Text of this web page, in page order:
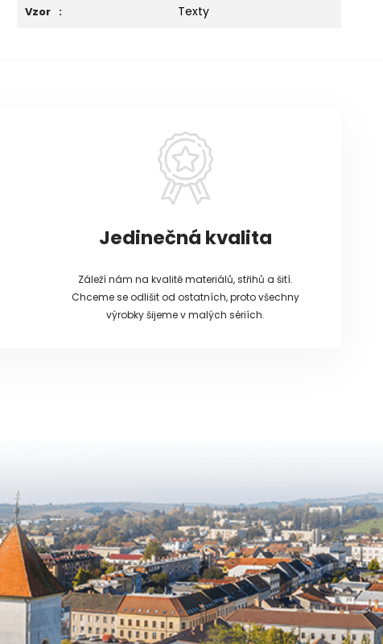
Vzor : Texty
Jedinečná kvalita
Záleží nám na kvalitě materiálů, střihů a šití.
Chceme se odlišit od ostatních, proto všechny
výrobky šijeme v malých sériích.